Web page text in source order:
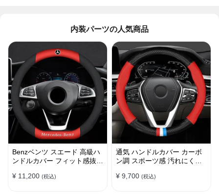
内装パーツの人気商品
Benzベンツ スエード 高級ハ
ンドルカバー フィット感抜群
38CM
¥ 11,200 (税込)
通気 ハンドルカバー カーボ
ン調 スポーツ感 汚れにくい
け簡単 38CM
¥ 9,700 (税込)